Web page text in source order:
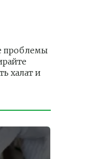
проблемы
халат и